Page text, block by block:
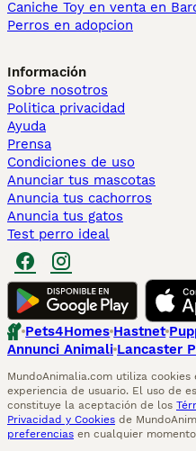
Caniche Toy en venta en
Perros en adopcion
Información
Sobre nosotros
Politica privacidad
Ayuda
Prensa
Condiciones de uso
Anunciar tus mascotas
Anuncia tus cachorros
Anuncia tus gatos
Test perro ideal
Pets4Homes Hastnet
Annunci Animali Lancaster
MundoAnimalia.com utiliza
experiencia de usuario. El uso de
constituye la aceptación de los
Privacidad y Cookies de
preferencias en cualquier